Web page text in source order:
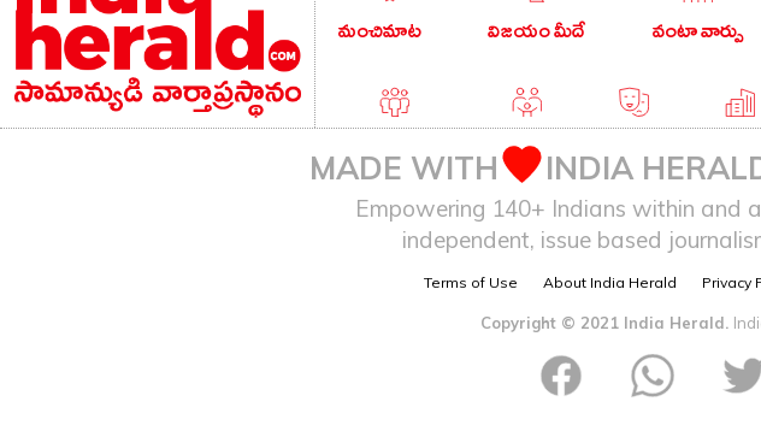
మంచిమాట విజయం మీదే వంటా వార్పు
పాపులర్ వార్తలు బుడుగు వ్యంగ్యం
MADE WITH INDIA
Empowering 140+ Indians within and
independent, issue based
Terms of Use About India Herald Privacy
Copyright © 2021 India Herald.